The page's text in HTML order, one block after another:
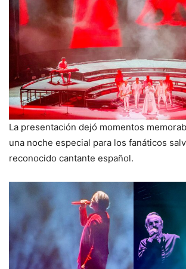
La presentación dejó momentos
una noche especial para los fanáticos
reconocido cantante español.